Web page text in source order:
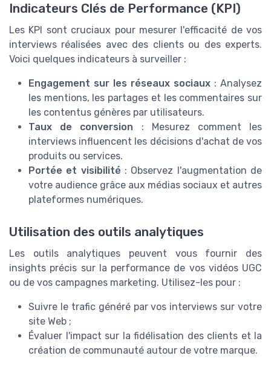
Indicateurs Clés de Performance (KPI)
Les KPI sont cruciaux pour mesurer l'efficacité de vos
interviews réalisées avec des clients ou des experts.
Voici quelques indicateurs à surveiller :
Engagement sur les réseaux sociaux : Analysez
les mentions, les partages et les commentaires sur
les contentus génères par utilisateurs.
Taux de conversion : Mesurez comment les
interviews influencent les décisions d'achat de vos
produits ou services.
Portée et visibilité : Observez l'augmentation de
votre audience grâce aux médias sociaux et autres
plateformes numériques.
Utilisation des outils analytiques
Les outils analytiques peuvent vous fournir des
insights précis sur la performance de vos vidéos UGC
ou de vos campagnes marketing. Utilisez-les pour :
Suivre le trafic généré par vos interviews sur votre
site Web ;
Évaluer l'impact sur la fidélisation des clients et la
création de communauté autour de votre marque.